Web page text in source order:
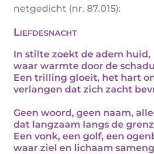
netgedicht (nr. 87.015):
Liefdesnacht
In stilte zoekt de adem huid,
waar warmte door de
Een trilling gloeit, het hart
verlangen dat zich zacht
Geen woord, geen naam,
dat langzaam langs de
Een vonk, een golf, een
waar ziel en lichaam